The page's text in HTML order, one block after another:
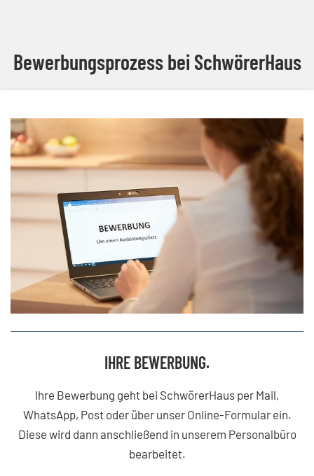
Bewerbungsprozess bei SchwörerHaus
IHRE BEWERBUNG.
Ihre Bewerbung geht bei SchwörerHaus per Mail,
WhatsApp, Post oder über unser Online-Formular ein.
Diese wird dann anschließend in unserem Personalbüro
bearbeitet.